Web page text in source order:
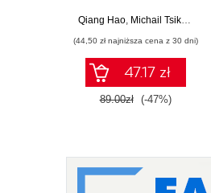
Qiang Hao, Michail Tsikerdekis
(44,50 zł najniższa cena z 30 dni)
47.17 zł
89.00zł (-47%)